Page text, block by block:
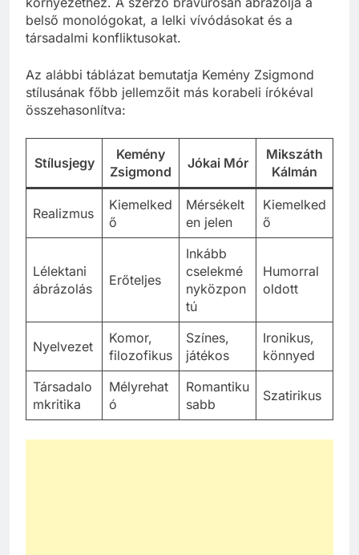
belső monológokat, a lelki vívódásokat és a
társadalmi konfliktusokat.
Az alábbi táblázat bemutatja Kemény Zsigmond
stílusának főbb jellemzőit más korabeli írókéval
összehasonlítva:
Stílusjegy
Kemény
Zsigmond
Jókai Mór
Mikszáth
Kálmán
Realizmus
Kiemelked
ő
Mérsékelt
en jelen
Kiemelked
ő
Lélektani
ábrázolás
Erőteljes
Inkább
cselekmé
nyközpon
tú
Humorral
oldott
Nyelvezet
Komor,
filozofikus
Színes,
játékos
Ironikus,
könnyed
Társadalo
mkritika
Mélyrehat
ó
Romantiku
sabb
Szatirikus